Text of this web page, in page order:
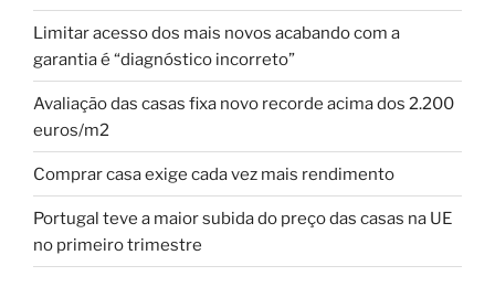
Limitar acesso dos mais novos acabando com a
garantia é “diagnóstico incorreto”
Avaliação das casas fixa novo recorde acima dos 2.200
euros/m2
Comprar casa exige cada vez mais rendimento
Portugal teve a maior subida do preço das casas na UE
no primeiro trimestre